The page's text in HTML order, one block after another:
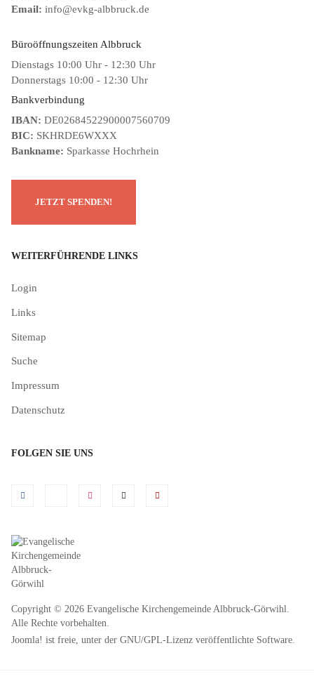
Email: info@evkg-albbruck.de
Büroöffnungszeiten Albbruck
Dienstags 10:00 Uhr - 12:30 Uhr
Donnerstags 10:00 - 12:30 Uhr
Bankverbindung
IBAN: DE02684522900007560709
BIC: SKHRDE6WXXX
Bankname: Sparkasse Hochrhein
WEITERFÜHRENDE LINKS
Login
Links
Sitemap
Suche
Impressum
Datenschutz
FOLGEN SIE UNS
Copyright © 2026 Evangelische Kirchengemeinde Albbruck-Görwihl.
Alle Rechte vorbehalten.
Joomla! ist freie, unter der GNU/GPL-Lizenz veröffentlichte Software.